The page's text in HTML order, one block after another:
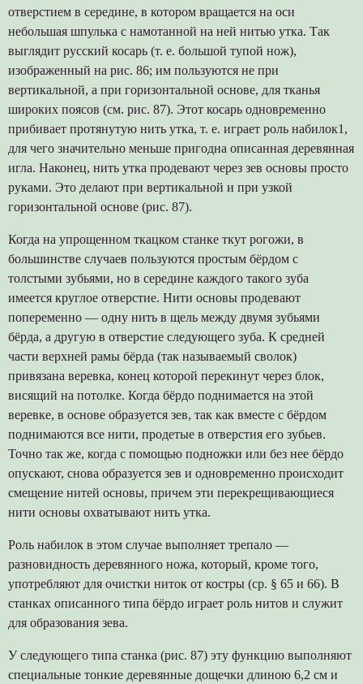
отверстием в середине, в котором вращается на оси
небольшая шпулька с намотанной на ней нитью утка. Так
выглядит русский косарь (т. е. большой тупой нож),
изображенный на рис. 86; им пользуются не при
вертикальной, а при горизонтальной основе, для тканья
широких поясов (см. рис. 87). Этот косарь одновременно
прибивает протянутую нить утка, т. е. играет роль набилок1,
для чего значительно меньше пригодна описанная деревянная
игла. Наконец, нить утка продевают через зев основы просто
руками. Это делают при вертикальной и при узкой
горизонтальной основе (рис. 87).
Когда на упрощенном ткацком станке ткут рогожи, в
большинстве случаев пользуются простым бёрдом с
толстыми зубьями, но в середине каждого такого зуба
имеется круглое отверстие. Нити основы продевают
попеременно — одну нить в щель между двумя зубьями
бёрда, а другую в отверстие следующего зуба. К средней
части верхней рамы бёрда (так называемый сволок)
привязана веревка, конец которой перекинут через блок,
висящий на потолке. Когда бёрдо поднимается на этой
веревке, в основе образуется зев, так как вместе с бёрдом
поднимаются все нити, продетые в отверстия его зубьев.
Точно так же, когда с помощью подножки или без нее бёрдо
опускают, снова образуется зев и одновременно происходит
смещение нитей основы, причем эти перекрещивающиеся
нити основы охватывают нить утка.
Роль набилок в этом случае выполняет трепало —
разновидность деревянного ножа, который, кроме того,
употребляют для очистки ниток от костры (ср. § 65 и 66). В
станках описанного типа бёрдо играет роль нитов и служит
для образования зева.
У следующего типа станка (рис. 87) эту функцию выполняют
специальные тонкие деревянные дощечки длиною 6,2 см и